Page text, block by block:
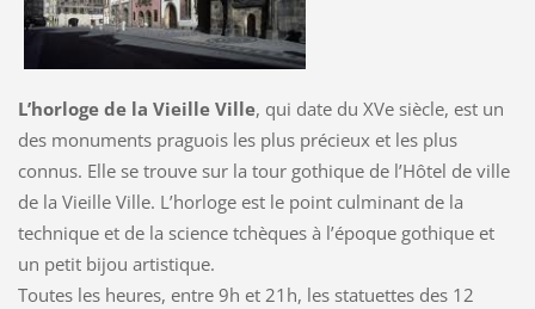
L’horloge de la Vieille Ville, qui date du XVe siècle, est un
des monuments praguois les plus précieux et les plus
connus. Elle se trouve sur la tour gothique de l’Hôtel de ville
de la Vieille Ville. L’horloge est le point culminant de la
technique et de la science tchèques à l’époque gothique et
un petit bijou artistique.
Toutes les heures, entre 9h et 21h, les statuettes des 12